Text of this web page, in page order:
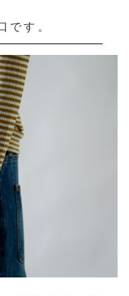
です。